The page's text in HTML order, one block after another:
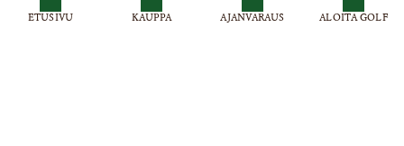
ETUSIVU KAUPPA AJANVARAUS ALOITA GOLF